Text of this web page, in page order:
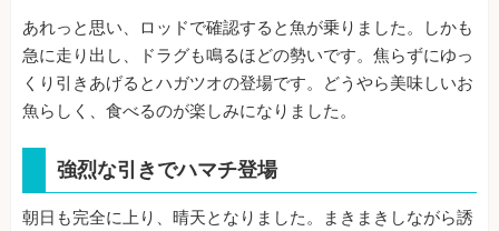
あれっと思い、ロッドで確認すると魚が乗りました。しかも
急に走り出し、ドラグも鳴るほどの勢いです。焦らずにゆっ
くり引きあげるとハガツオの登場です。どうやら美味しいお
魚らしく、食べるのが楽しみになりました。
強烈な引きでハマチ登場
朝日も完全に上り、晴天となりました。まきまきしながら誘